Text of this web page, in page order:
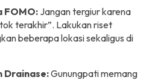
FOMO: Jangan tergiur karena
terakhir”. Lakukan riset
beberapa lokasi sekaligus di
Drainase:Gunungpati memang